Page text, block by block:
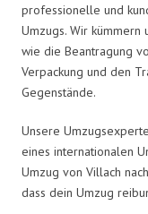
professionelle und
Umzugs. Wir kümmern
wie die Beantragung
Verpackung und den
Gegenstände.
Unsere
eines internationalen
Umzug von Villach
dass dein Umzug